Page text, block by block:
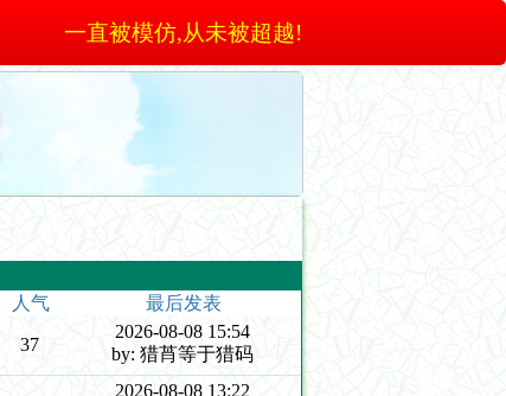
一直被模仿,从未被超越!
人气
最后发表
37
2026-08-08 15:54
by: 猎莦等于猎码
2026-08-08 13:22